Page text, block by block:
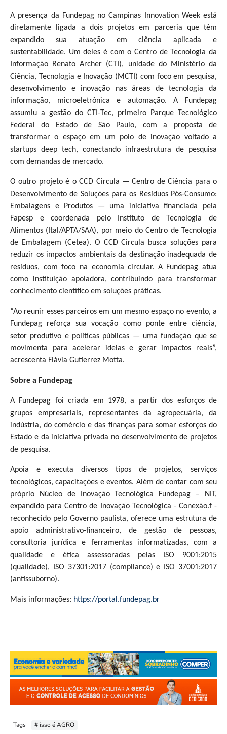
A presença da Fundepag no Campinas Innovation Week está
diretamente ligada a dois projetos em parceria que têm
expandido sua atuação em ciência aplicada e
sustentabilidade. Um deles é com o Centro de Tecnologia da
Informação Renato Archer (CTI), unidade do Ministério da
Ciência, Tecnologia e Inovação (MCTI) com foco em pesquisa,
desenvolvimento e inovação nas áreas de tecnologia da
informação, microeletrônica e automação. A Fundepag
assumiu a gestão do CTI-Tec, primeiro Parque Tecnológico
Federal do Estado de São Paulo, com a proposta de
transformar o espaço em um polo de inovação voltado a
startups deep tech, conectando infraestrutura de pesquisa
com demandas de mercado.
O outro projeto é o CCD Circula — Centro de Ciência para o
Desenvolvimento de Soluções para os Resíduos Pós-Consumo:
Embalagens e Produtos — uma iniciativa financiada pela
Fapesp e coordenada pelo Instituto de Tecnologia de
Alimentos (Ital/APTA/SAA), por meio do Centro de Tecnologia
de Embalagem (Cetea). O CCD Circula busca soluções para
reduzir os impactos ambientais da destinação inadequada de
resíduos, com foco na economia circular. A Fundepag atua
como instituição apoiadora, contribuindo para transformar
conhecimento científico em soluções práticas.
“Ao reunir esses parceiros em um mesmo espaço no evento, a
Fundepag reforça sua vocação como ponte entre ciência,
setor produtivo e políticas públicas — uma fundação que se
movimenta para acelerar ideias e gerar impactos reais”,
acrescenta Flávia Gutierrez Motta.
Sobre a Fundepag
A Fundepag foi criada em 1978, a partir dos esforços de
grupos empresariais, representantes da agropecuária, da
indústria, do comércio e das finanças para somar esforços do
Estado e da iniciativa privada no desenvolvimento de projetos
de pesquisa.
Apoia e executa diversos tipos de projetos, serviços
tecnológicos, capacitações e eventos. Além de contar com seu
próprio Núcleo de Inovação Tecnológica Fundepag – NIT,
expandido para Centro de Inovação Tecnológica - Conexão.f -
reconhecido pelo Governo paulista, oferece uma estrutura de
apoio administrativo-financeiro, de gestão de pessoas,
consultoria jurídica e ferramentas informatizadas, com a
qualidade e ética assessoradas pelas ISO 9001:2015
(qualidade), ISO 37301:2017 (compliance) e ISO 37001:2017
(antissuborno).
Mais informações: https://portal.fundepag.br
Tags # isso é AGRO